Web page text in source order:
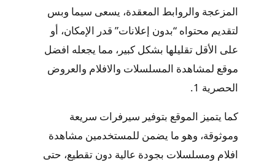
المزعجة والروابط المعقدة، يسعى سيما وبس
لتقديم محتواه “بدون إعلانات” قدر الإمكان، أو
على الأقل تقليلها بشكل كبير، مما يجعله افضل
موقع لمشاهدة المسلسلات والافلام والعروض
الحصرية 1
.
كما يتميز الموقع بتوفير سيرفرات سريعة
وموثوقة، وهو ما يضمن للمستخدمين مشاهدة
افلام ومسلسلات بجودة عالية دون تقطيع، حتى